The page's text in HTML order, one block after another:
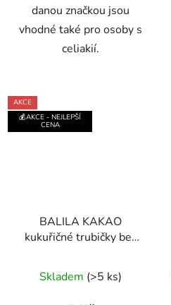
danou značkou jsou
vhodné také pro osoby s
celiakií.
AKCE
💰AKCE - NEJLEPŠÍ
CENA
BALILA KAKAO
kukuřičné trubičky bez
hodnocení
Skladem (>5 ks)